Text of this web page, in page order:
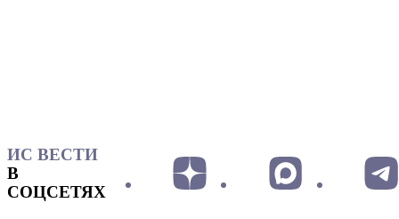
ИС ВЕСТИ
В
СОЦСЕТЯХ